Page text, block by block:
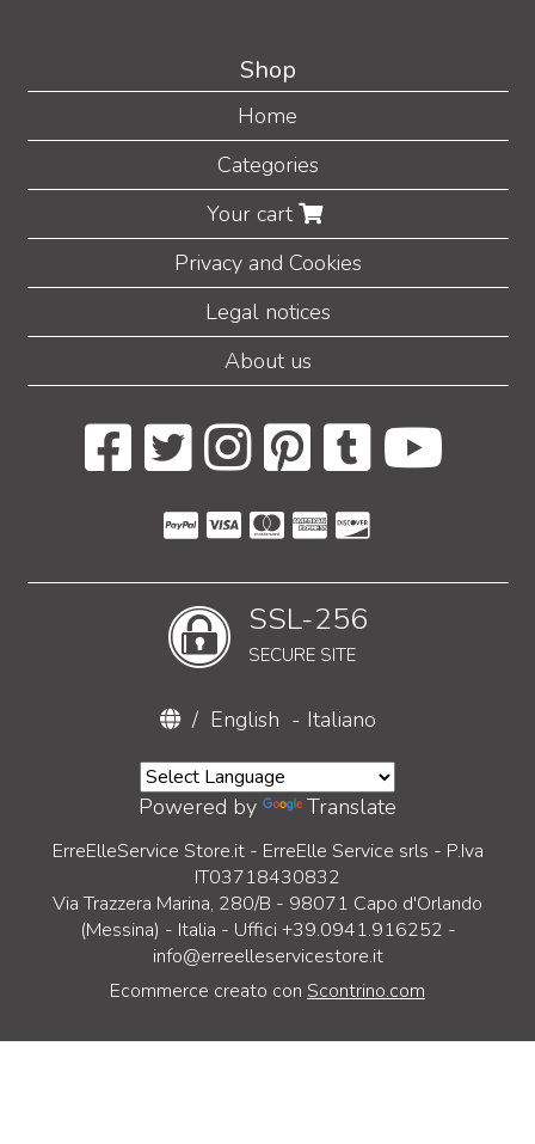
Shop
Home
Categories
Your cart
Privacy and Cookies
Legal notices
About us
SSL-256
SECURE SITE
/ English - Italiano
Powered by Translate
ErreElleService Store.it - ErreElle Service srls - P.Iva
IT03718430832
Via Trazzera Marina, 280/B - 98071 Capo d'Orlando
(Messina) - Italia - Uffici +39.0941.916252 -
info@erreelleservicestore.it
Ecommerce creato con Scontrino.com